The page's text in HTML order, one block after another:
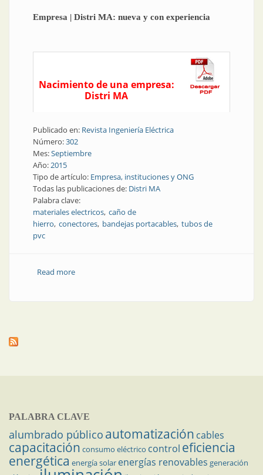
Empresa | Distri MA: nueva y con experiencia
Nacimiento de una empresa:
Distri MA
Publicado en: Revista Ingeniería Eléctrica
Número:302
Mes:Septiembre
Año:2015
Tipo de artículo: Empresa, instituciones y ONG
Todas las publicaciones de: Distri MA
Palabra clave:
materiales electricos caño de
hierro conectores bandejas portacables tubos de
pvc
Read moreabout Empresa | Distri MA: nueva y con experiencia
PALABRA CLAVE
alumbrado público automatización cables
capacitación consumo eléctrico control eficiencia
energética energía solar energías renovables generación